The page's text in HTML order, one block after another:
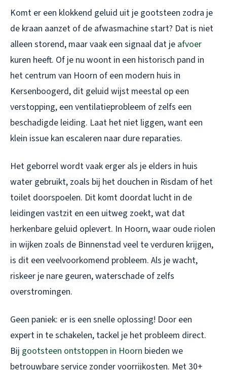
Komt er een klokkend geluid uit je gootsteen zodra je
de kraan aanzet of de afwasmachine start? Dat is niet
alleen storend, maar vaak een signaal dat je afvoer
kuren heeft. Of je nu woont in een historisch pand in
het centrum van Hoorn of een modern huis in
Kersenboogerd, dit geluid wijst meestal op een
verstopping, een ventilatieprobleem of zelfs een
beschadigde leiding. Laat het niet liggen, want een
klein issue kan escaleren naar dure reparaties.
Het geborrel wordt vaak erger als je elders in huis
water gebruikt, zoals bij het douchen in Risdam of het
toilet doorspoelen. Dit komt doordat lucht in de
leidingen vastzit en een uitweg zoekt, wat dat
herkenbare geluid oplevert. In Hoorn, waar oude riolen
in wijken zoals de Binnenstad veel te verduren krijgen,
is dit een veelvoorkomend probleem. Als je wacht,
riskeer je nare geuren, waterschade of zelfs
overstromingen.
Geen paniek: er is een snelle oplossing! Door een
expert in te schakelen, tackel je het probleem direct.
Bij gootsteen ontstoppen in Hoorn bieden we
betrouwbare service zonder voorrijkosten. Met 30+